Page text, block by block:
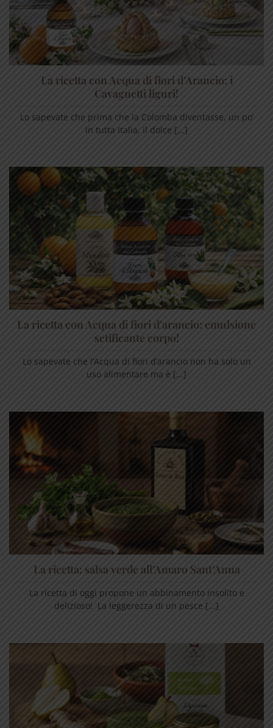
La ricetta con Acqua di fiori d’Arancio: i
Cavagnetti liguri!
Lo sapevate che prima che la Colomba diventasse, un po’
in tutta Italia, il dolce [...]
La ricetta con Acqua di fiori d’arancio: emulsione
setificante corpo!
Lo sapevate che l’Acqua di fiori d’arancio non ha solo un
uso alimentare ma è [...]
La ricetta: salsa verde all’Amaro Sant’Anna
La ricetta di oggi propone un abbinamento insolito e
delizioso! La leggerezza di un pesce [...]